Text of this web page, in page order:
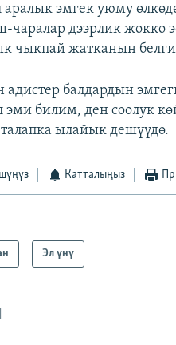
аралык эмгек уюму
дээрлик жокко
чыкпай жатканын
адистер балдардын
эми билим, ден соолук
ылайык дешүүдө.
Катталыңыз
Эл үнү